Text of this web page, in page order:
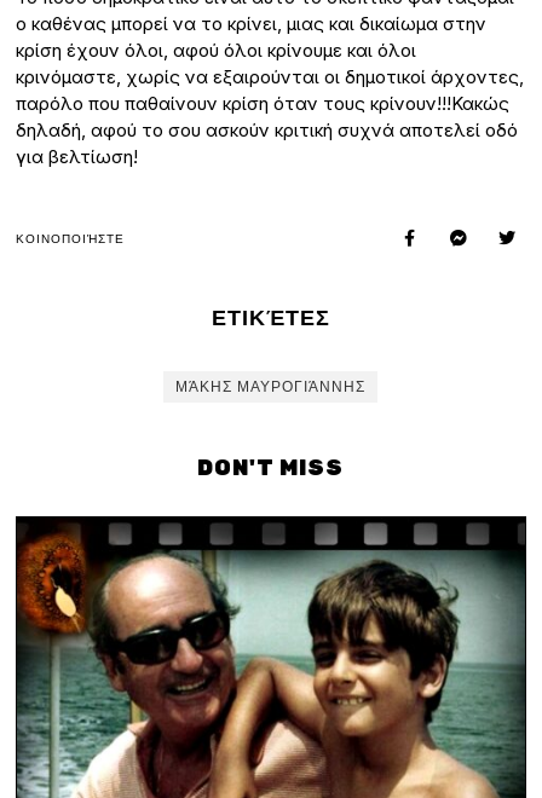
ο καθένας μπορεί να το κρίνει, μιας και δικαίωμα στην
κρίση έχουν όλοι, αφού όλοι κρίνουμε και όλοι
κρινόμαστε, χωρίς να εξαιρούνται οι δημοτικοί άρχοντες,
παρόλο που παθαίνουν κρίση όταν τους κρίνουν!!!Κακώς
δηλαδή, αφού το σου ασκούν κριτική συχνά αποτελεί οδό
για βελτίωση!
ΚΟΙΝΟΠΟΙΉΣΤΕ
ΕΤΙΚΈΤΕΣ
ΜΆΚΗΣ ΜΑΥΡΟΓΙΆΝΝΗΣ
DON'T MISS